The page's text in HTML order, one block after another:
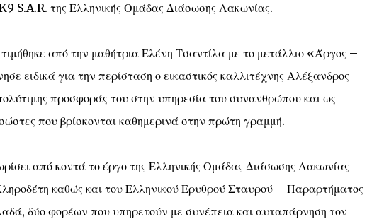
S.A.R. της Ελληνικής Ομάδας Διάσωσης Λακωνίας.
από την μαθήτρια Ελένη Τσαντίλα με το μετάλλιο «Άργος –
ειδικά για την περίσταση ο εικαστικός καλλιτέχνης Αλέξανδρος
προσφοράς του στην υπηρεσία του συνανθρώπου και ως
που βρίσκονται καθημερινά στην πρώτη γραμμή.
από κοντά το έργο της Ελληνικής Ομάδας Διάσωσης Λακωνίας
καθώς και του Ελληνικού Ερυθρού Σταυρού – Παραρτήματος
δύο φορέων που υπηρετούν με συνέπεια και αυταπάρνηση τον